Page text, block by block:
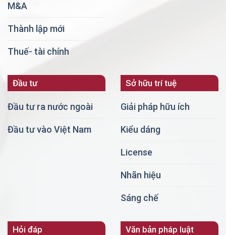
M&A
Thành lập mới
Thuế- tài chính
Đầu tư
Đầu tư ra nước ngoài
Đầu tư vào Việt Nam
Sở hữu trí tuệ
Giải pháp hữu ích
Kiểu dáng
License
Nhãn hiệu
Sáng chế
Hỏi đáp Văn bản pháp luật